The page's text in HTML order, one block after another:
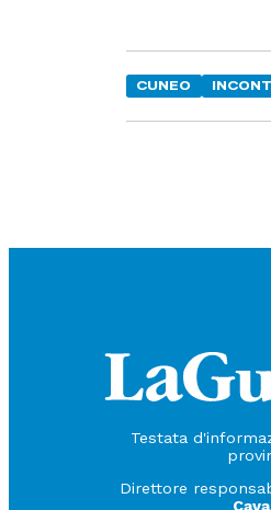
CUNEO
Testata
Direttore